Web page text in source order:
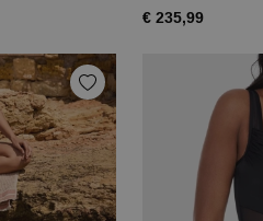
€ 235,99